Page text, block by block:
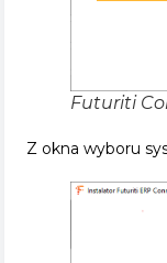
Futuriti
Z okna wyboru